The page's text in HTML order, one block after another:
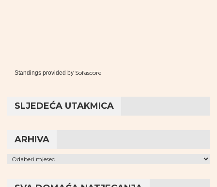
Standings provided by Sofascore
SLJEDEĆA UTAKMICA
ARHIVA
Arhiva